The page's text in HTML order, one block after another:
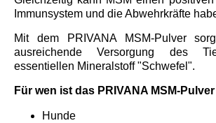
Immunsystem und die Abwehrkräfte
Mit dem PRIVANA MSM-Pulver
ausreichende Versorgung des
essentiellen Mineralstoff "Schwefel".
Für wen ist das PRIVANA MSM-
Hunde